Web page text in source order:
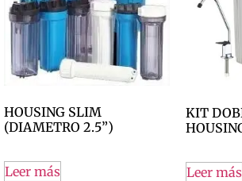
HOUSING SLIM
(DIAMETRO 2.5”)
Leer más
KIT
Leer más